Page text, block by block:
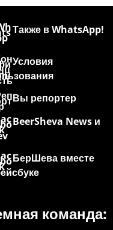
Также в WhatsApp!
Условия
Вы репортер
BeerSheva News и
БерШева вместе
команда: